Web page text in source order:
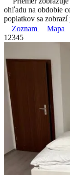
ohľadu na obdobie
poplatkov sa zobrazí
Zoznam
Mapa
1 2345